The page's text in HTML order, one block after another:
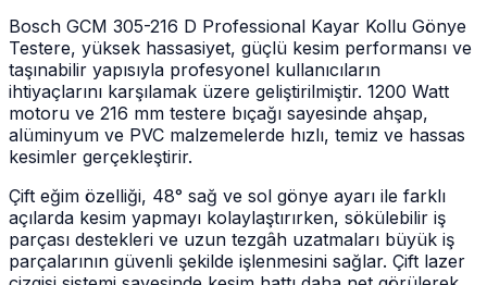
Bosch GCM 305-216 D Professional Kayar Kollu Gönye
Testere, yüksek hassasiyet, güçlü kesim performansı ve
taşınabilir yapısıyla profesyonel kullanıcıların
ihtiyaçlarını karşılamak üzere geliştirilmiştir. 1200 Watt
motoru ve 216 mm testere bıçağı sayesinde ahşap,
alüminyum ve PVC malzemelerde hızlı, temiz ve hassas
kesimler gerçekleştirir.
Çift eğim özelliği, 48° sağ ve sol gönye ayarı ile farklı
açılarda kesim yapmayı kolaylaştırırken, sökülebilir iş
parçası destekleri ve uzun tezgâh uzatmaları büyük iş
parçalarının güvenli şekilde işlenmesini sağlar. Çift lazer